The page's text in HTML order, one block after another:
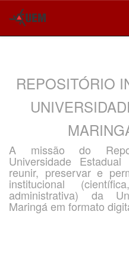
REPOSITÓRIO
A missão do
Universidade
reunir, preservar e
institucional
administrativa) da
Maringá em formato